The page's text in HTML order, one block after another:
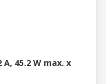
45.2 W max. x